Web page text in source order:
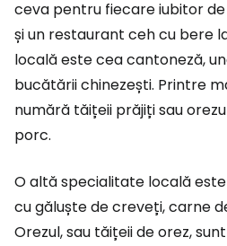
ceva pentru fiecare iubitor
și un restaurant ceh cu bere
locală este cea cantoneză,
bucătării chinezești. Printre
numără tăițeii prăjiți sau
porc.
O altă specialitate locală
cu găluște de creveți, carne
Orezul, sau tăițeii de orez,